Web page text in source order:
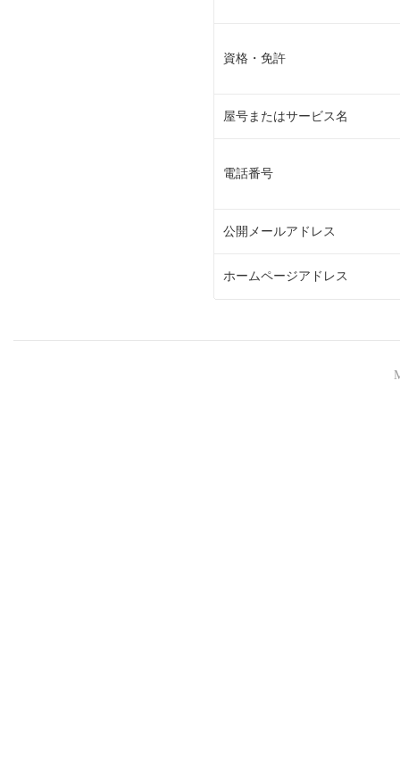
資格・免許
屋号またはサービス名
電話番号
公開メールアドレス
ホームページアドレス